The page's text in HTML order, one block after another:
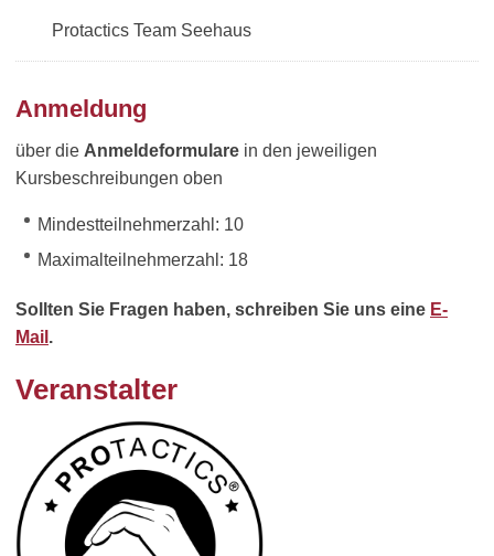
Protactics Team Seehaus
Anmeldung
über die Anmeldeformulare in den jeweiligen
Kursbeschreibungen oben
Mindestteilnehmerzahl: 10
Maximalteilnehmerzahl: 18
Sollten Sie Fragen haben, schreiben Sie uns eine E-
Mail .
Veranstalter